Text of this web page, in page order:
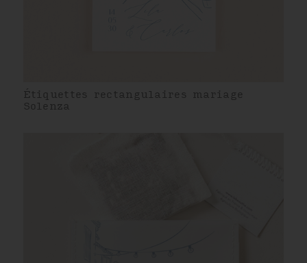
Étiquettes rectangulaires mariage
Solenza